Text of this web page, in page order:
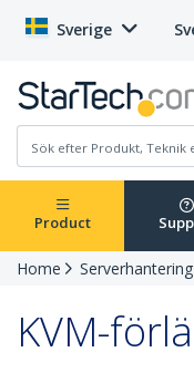
Sverige
Product
Home Serverhantering
KVM-